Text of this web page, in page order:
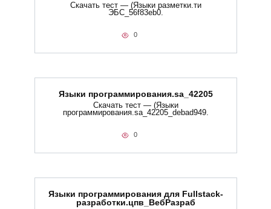
Скачать тест — (Языки разметки.ти​
ЭБС_56f83eb0.
0
Языки программирования.sa_42205
Скачать тест — (Языки
программирования.sa_42205_debad949.
0
Языки программирования для Fullstack-
разработки.цпв_ВебРазраб